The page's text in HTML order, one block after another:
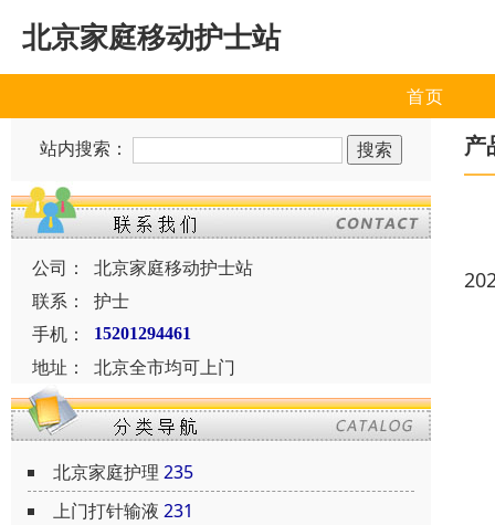
北京家庭移动护士站
首页
站内搜索：
公司：
北京家庭移动护士站
联系：
护士
手机：
15201294461
地址： 北京全市均可上门
北京家庭护理 235
上门打针输液 231
产